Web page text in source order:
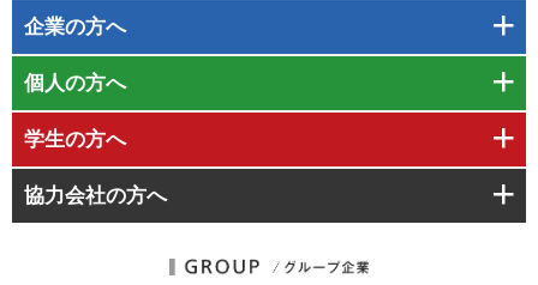
企業の方へ
個人の方へ
学生の方へ
協力会社の方へ